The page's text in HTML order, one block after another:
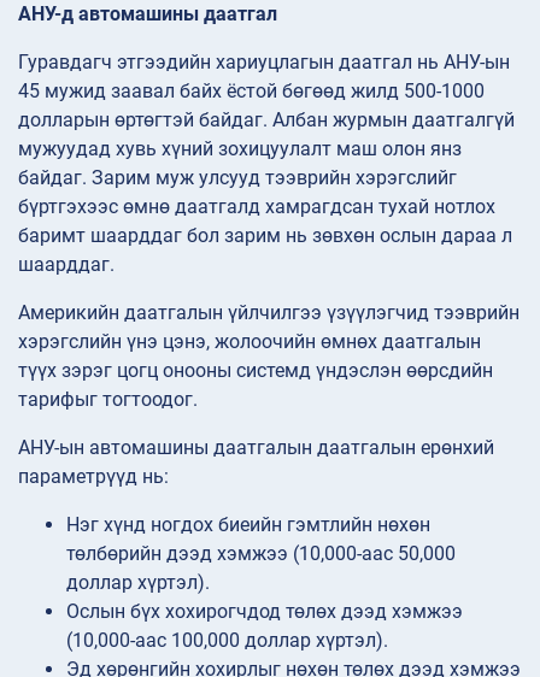
АНУ-д автомашины даатгал
Гуравдагч этгээдийн хариуцлагын даатгал нь АНУ-ын
45 мужид заавал байх ёстой бөгөөд жилд 500-1000
долларын өртөгтэй байдаг. Албан журмын даатгалгүй
мужуудад хувь хүний зохицуулалт маш олон янз
байдаг. Зарим муж улсууд тээврийн хэрэгслийг
бүртгэхээс өмнө даатгалд хамрагдсан тухай нотлох
баримт шаарддаг бол зарим нь зөвхөн ослын дараа л
шаарддаг.
Америкийн даатгалын үйлчилгээ үзүүлэгчид тээврийн
хэрэгслийн үнэ цэнэ, жолоочийн өмнөх даатгалын
түүх зэрэг цогц онооны системд үндэслэн өөрсдийн
тарифыг тогтоодог.
АНУ-ын автомашины даатгалын даатгалын ерөнхий
параметрүүд нь:
Нэг хүнд ногдох биеийн гэмтлийн нөхөн
төлбөрийн дээд хэмжээ (10,000-аас 50,000
доллар хүртэл).
Ослын бүх хохирогчдод төлөх дээд хэмжээ
(10,000-аас 100,000 доллар хүртэл).
Эд хөрөнгийн хохирлыг нөхөн төлөх дээд хэмжээ